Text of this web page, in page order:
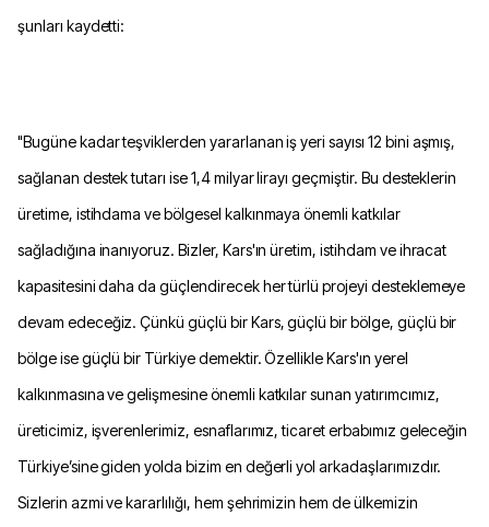
şunları kaydetti:
"Bugüne kadar teşviklerden yararlanan iş yeri sayısı 12 bini aşmış,
sağlanan destek tutarı ise 1,4 milyar lirayı geçmiştir. Bu desteklerin
üretime, istihdama ve bölgesel kalkınmaya önemli katkılar
sağladığına inanıyoruz. Bizler, Kars'ın üretim, istihdam ve ihracat
kapasitesini daha da güçlendirecek her türlü projeyi desteklemeye
devam edeceğiz. Çünkü güçlü bir Kars, güçlü bir bölge, güçlü bir
bölge ise güçlü bir Türkiye demektir. Özellikle Kars'ın yerel
kalkınmasına ve gelişmesine önemli katkılar sunan yatırımcımız,
üreticimiz, işverenlerimiz, esnaflarımız, ticaret erbabımız geleceğin
Türkiye’sine giden yolda bizim en değerli yol arkadaşlarımızdır.
Sizlerin azmi ve kararlılığı, hem şehrimizin hem de ülkemizin